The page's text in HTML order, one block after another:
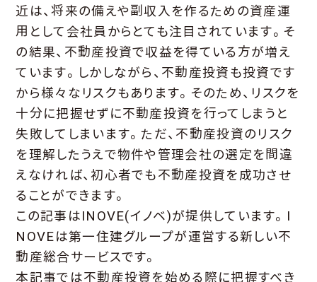
近は、将来の備えや副収入を作るための資産運
用として会社員からとても注目されています。そ
の結果、不動産投資で収益を得ている方が増え
ています。しかしながら、不動産投資も投資です
から様々なリスクもあります。そのため、リスクを
十分に把握せずに不動産投資を行ってしまうと
失敗してしまいます。ただ、不動産投資のリスク
を理解したうえで物件や管理会社の選定を間違
えなければ、初心者でも不動産投資を成功させ
ることができます。
この記事はINOVE(イノベ)が提供しています。I
NOVEは第一住建グループが運営する新しい不
動産総合サービスです。
本記事では不動産投資を始める際に把握すべき